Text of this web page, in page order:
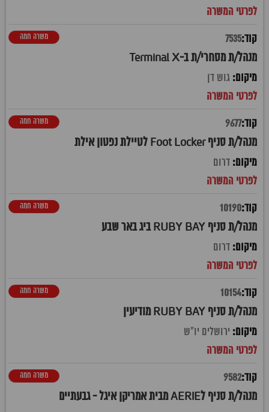
7535
מנהל/ת מסחרי/ת ב-Terminal X
משרה חמה
גוש דן
9677
מנהל/ת סניף Foot Locker לטיילת נפטון אילת
משרה חמה
דרום
10190
מנהל/ת סניף RUBY BAY ביג באר שבע
משרה חמה
דרום
10154
מנהל/ת סניף RUBY BAY מודיעין
משרה חמה
ירושלים יו"ש
9582
מנהל/ת סניף לAERIE מבית אמריקן איגל - גבעתיים
משרה חמה